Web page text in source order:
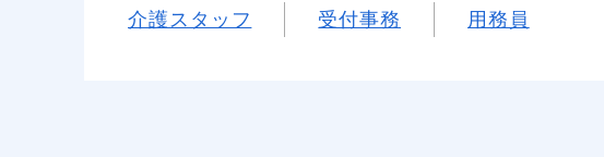
介護スタッフ 受付事務 用務員